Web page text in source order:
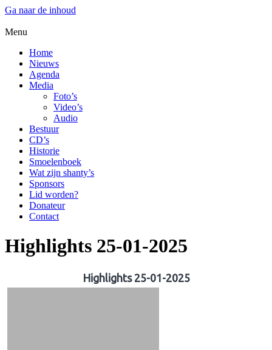
Ga naar de inhoud
Menu
Home
Nieuws
Agenda
Media
Foto’s
Video’s
Audio
Bestuur
CD’s
Historie
Smoelenboek
Wat zijn shanty’s
Sponsors
Lid worden?
Donateur
Contact
Highlights 25-01-2025
Highlights 25-01-2025